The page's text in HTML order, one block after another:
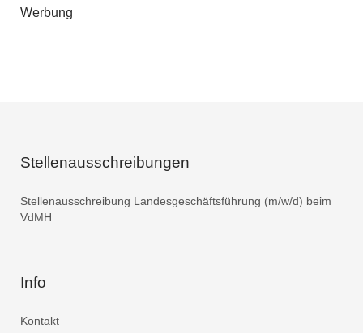
Werbung
Stellenausschreibungen
Stellenausschreibung Landesgeschäftsführung (m/w/d) beim
VdMH
Info
Kontakt